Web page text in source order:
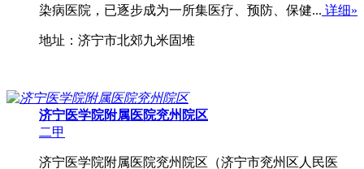
染病医院，已逐步成为一所集医疗、预防、保健... 详细»
地址：济宁市北郊九米固堆
济宁医学院附属医院兖州院区
二甲
济宁医学院附属医院兖州院区（济宁市兖州区人民医